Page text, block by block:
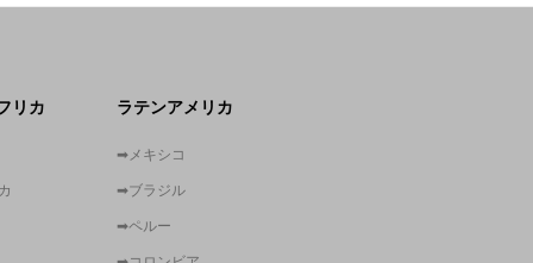
リカ ラテンアメリカ
➡メキシコ
➡ブラジル
➡ペルー